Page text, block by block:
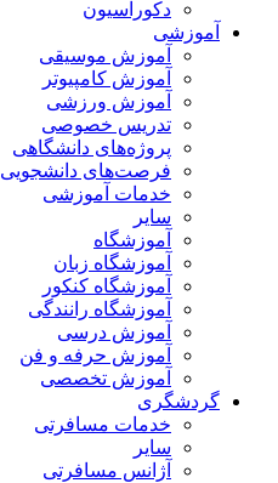
دکوراسیون
آموزشی
آموزش موسیقی
آموزش کامپیوتر
آموزش ورزشی
تدریس خصوصی
پروژه‌های دانشگاهی
فرصت‌های دانشجویی
خدمات آموزشی
سایر
آموزشگاه
آموزشگاه زبان
آموزشگاه کنکور
آموزشگاه رانندگی
آموزش درسی
آموزش حرفه و فن
آموزش تخصصی
گردشگری
خدمات مسافرتی
سایر
آژانس مسافرتی